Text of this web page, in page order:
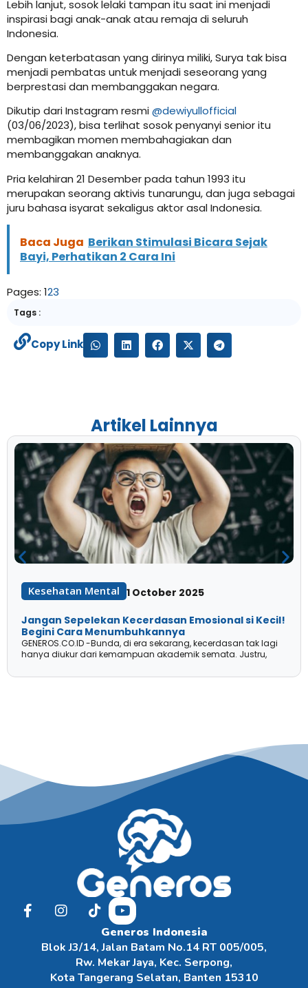
Copy Link
Lebih lanjut, sosok lelaki tampan itu saat ini menjadi
inspirasi bagi anak-anak atau remaja di seluruh
Indonesia.
Dengan keterbatasan yang dirinya miliki, Surya tak bisa
menjadi pembatas untuk menjadi seseorang yang
berprestasi dan membanggakan negara.
Dikutip dari Instagram resmi@dewiyullofficial
(03/06/2023), bisa terlihat sosok penyanyi senior itu
membagikan momen membahagiakan dan
membanggakan anaknya.
Pria kelahiran 21 Desember pada tahun 1993 itu
merupakan seorang aktivis tunarungu, dan juga sebagai
juru bahasa isyarat sekaligus aktor asal Indonesia.
Baca Juga Berikan Stimulasi Bicara Sejak
Bayi, Perhatikan 2 Cara Ini
Pages: 123
Tags :
Artikel Lainnya
Kesehatan Mental 1 October 2025
Jangan Sepelekan Kecerdasan Emosional si Kecil!
Begini Cara Menumbuhkannya
GENEROS.CO.ID -Bunda, di era sekarang, kecerdasan tak lagi
hanya diukur dari kemampuan akademik semata. Justru,
Generos Indonesia
Blok J3/14, Jalan Batam No.14 RT 005/005,
Rw. Mekar Jaya, Kec. Serpong,
Kota Tangerang Selatan, Banten 15310